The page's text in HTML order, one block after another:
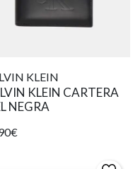
KLEIN
KLEIN CARTERA
NEGRA